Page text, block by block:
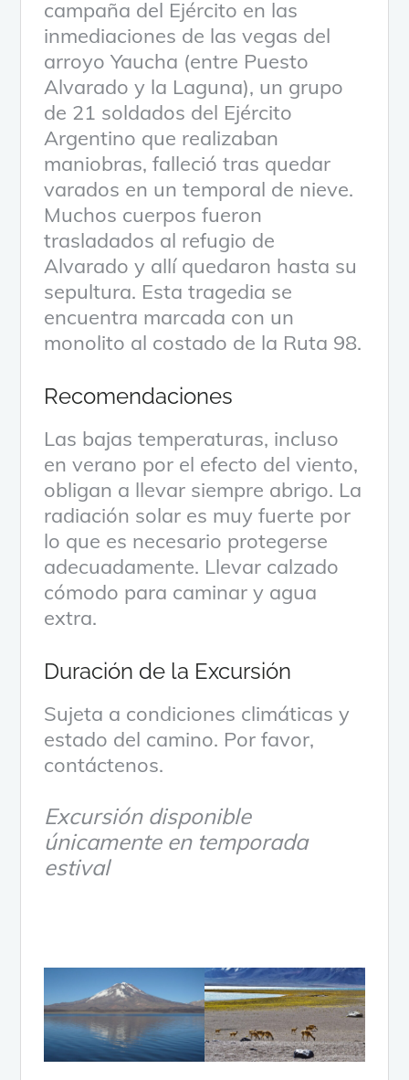
campaña del Ejército en las
inmediaciones de las vegas del
arroyo Yaucha (entre Puesto
Alvarado y la Laguna), un grupo
de 21 soldados del Ejército
Argentino que realizaban
maniobras, falleció tras quedar
varados en un temporal de nieve.
Muchos cuerpos fueron
trasladados al refugio de
Alvarado y allí quedaron hasta su
sepultura. Esta tragedia se
encuentra marcada con un
monolito al costado de la Ruta 98.
Recomendaciones
Las bajas temperaturas, incluso
en verano por el efecto del viento,
obligan a llevar siempre abrigo. La
radiación solar es muy fuerte por
lo que es necesario protegerse
adecuadamente. Llevar calzado
cómodo para caminar y agua
extra.
Duración de la Excursión
Sujeta a condiciones climáticas y
estado del camino. Por favor,
contáctenos.
Excursión disponible
únicamente en temporada
estival